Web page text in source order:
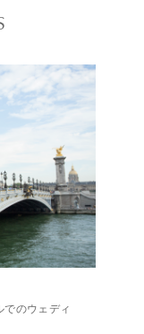
でのウェディ